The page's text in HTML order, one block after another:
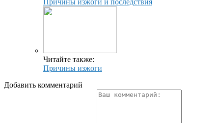
Причины изжоги и последствия
Читайте также:
Причины изжоги
Добавить комментарий